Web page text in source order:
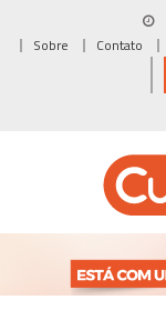
Sobre
Contato